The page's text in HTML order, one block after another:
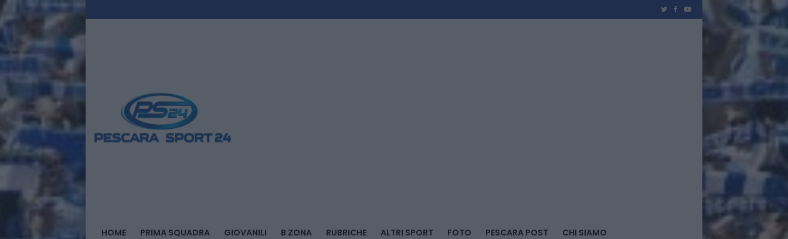
HOME PRIMA SQUADRA GIOVANILI B ZONA RUBRICHE ALTRI SPORT FOTO PESCARA POST CHI SIAMO